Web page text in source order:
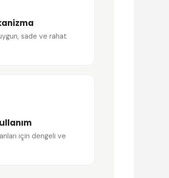
sade ve rahat
için dengeli ve